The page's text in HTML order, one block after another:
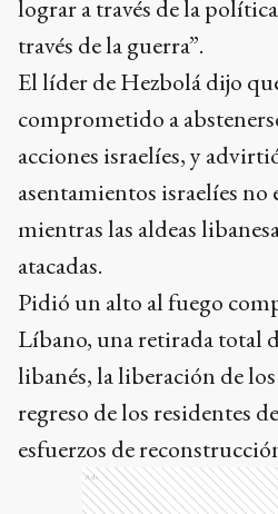
lograr a través de la
través de la guerra”.
El líder de Hezbolá dijo
comprometido a
acciones israelíes, y
asentamientos israelíes no
mientras las aldeas
atacadas.
Pidió un alto al fuego
Líbano, una retirada total
libanés, la liberación de
regreso de los residentes
esfuerzos de
Ads